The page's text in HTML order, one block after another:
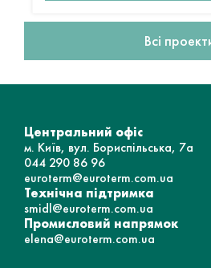
Всі
Центральний офіс
м. Київ, вул. Бориспільська, 7а
044 290 86 96
euroterm@euroterm.com.ua
Технічна підтримка
smidl@euroterm.com.ua
Промисловий напрямок
elena@euroterm.com.ua